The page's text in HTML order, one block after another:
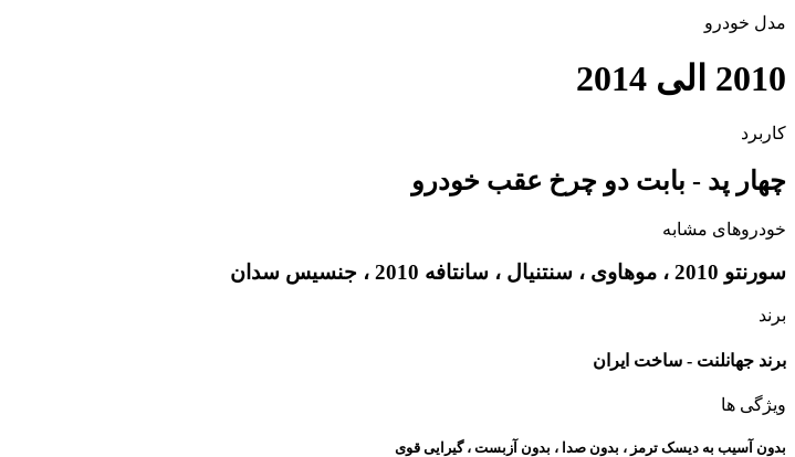
مدل خودرو
2010 الی 2014
کاربرد
چهار پد - بابت دو چرخ عقب خودرو
خودروهای مشابه
سورنتو 2010 ، موهاوی ، سنتنیال ، سانتافه 2010 ، جنسیس سدان
برند
برند جهانلنت - ساخت ایران
ویژگی ها
بدون آسیب به دیسک ترمز ، بدون صدا ، بدون آزبست ، گیرایی قوی​